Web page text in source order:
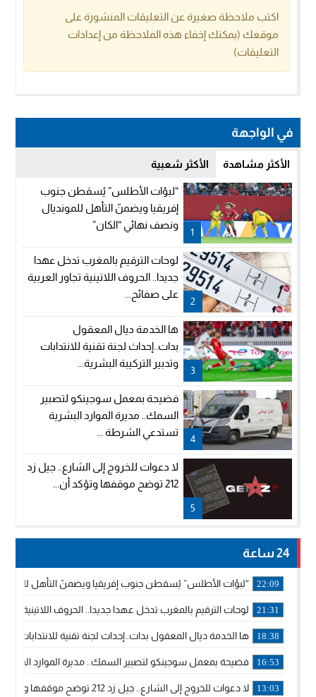
اكتب ملاحظة صغيرة عن التعليقات المنشورة على
موقعك (يمكنك إخفاء هذه الملاحظة من إعدادات
التعليقات)
في الواجهة
الأكثر مشاهدة الأكثر شعبية
1
“لبؤات الأطلس” يُسقطن جنوب
إفريقيا ويضمنّ التأهل للمونديال
ونصف نهائي “الكان”
2
لوحات الترقيم بالمغرب تدخل عهدا
جديدا.. الحروف اللاتينية تجاور العربية
على صفائح...
3
ها الخدمة ديال المعقول
بدات..إحداث لجنة تقنية للانتدابات
وتدبير التركيبة البشرية...
4
فضيحة بمعمل سوجينكو لتصبير
السمك.. مديرة الموارد البشرية
تستدعي الشرطة ...
5
لا دعوات للخروج إلى الشارع.. جيل زد
212 توضح موقفها وتؤكد أن...
24 ساعة
22:09 “لبؤات الأطلس” يُسقطن جنوب إفريقيا ويضمنّ التأهل
21:31 لوحات الترقيم بالمغرب تدخل عهدا جديدا.. الحروف اللاتينية
18:38 ها الخدمة ديال المعقول بدات..إحداث لجنة تقنية للانتدابات
16:53 فضيحة بمعمل سوجينكو لتصبير السمك.. مديرة الموارد
13:03 لا دعوات للخروج إلى الشارع.. جيل زد 212 توضح موقفها وتؤكد أن المنشورات المنسوبة إليها لا تمثل موقفها الرسمي.